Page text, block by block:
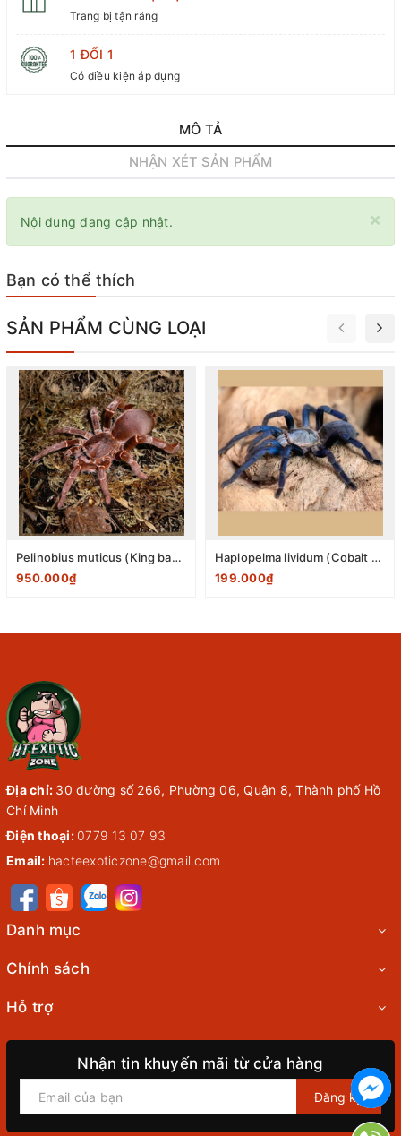
Trang bị tận răng
1 ĐỔI 1
Có điều kiện áp dụng
MÔ TẢ
NHẬN XÉT SẢN PHẨM
×
Nội dung đang cập nhật.
Bạn có thể thích
SẢN PHẨM CÙNG LOẠI
Pelinobius muticus (King baboon spider) 1-2cm
950.000₫
Haplopelma lividum (Cobalt Blue Tarantula) 2-3cm
199.000₫
Địa chỉ: 30 đường số 266, Phường 06, Quận 8, Thành phố Hồ
Chí Minh
Điện thoại: 0779 13 07 93
Email: hacteexoticzone@gmail.com
Danh mục
Chính sách
Hỗ trợ
Nhận tin khuyến mãi từ cửa hàng
Đăng ký